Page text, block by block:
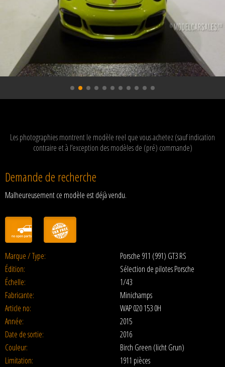
Les photographies montrent le modèle reel que vous achetez (sauf indication
contraire et à l’exception des modèles de (pré) commande)
Demande de recherche
Malheureusement ce modèle est déjà vendu.
Marque / Type:
Porsche 911 (991) GT3 RS
Édition:
Sélection de pilotes Porsche
Échelle:
1/43
Fabricante:
Minichamps
Article no:
WAP 020 153 0H
Année:
2015
Date de sortie:
2016
Couleur:
Birch Green (licht Grun)
Limitation:
1911 pièces